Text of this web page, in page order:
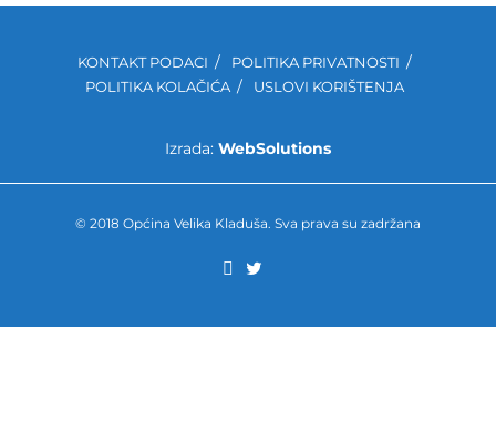
KONTAKT PODACI
POLITIKA PRIVATNOSTI
POLITIKA KOLAČIĆA
USLOVI KORIŠTENJA
Izrada: WebSolutions
© 2018 Općina Velika Kladuša. Sva prava su zadržana